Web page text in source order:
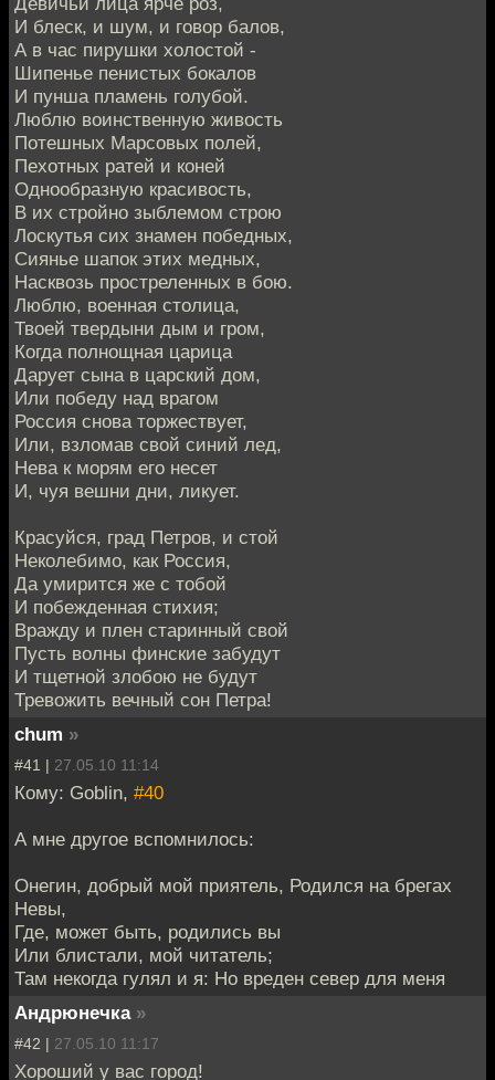
И блеск, и шум, и говор балов,
А в час пирушки холостой -
Шипенье пенистых бокалов
И пунша пламень голубой.
Люблю воинственную живость
Потешных Марсовых полей,
Пехотных ратей и коней
Однообразную красивость,
В их стройно зыблемом строю
Лоскутья сих знамен победных,
Сиянье шапок этих медных,
Насквозь простреленных в бою.
Люблю, военная столица,
Твоей твердыни дым и гром,
Когда полнощная царица
Дарует сына в царский дом,
Или победу над врагом
Россия снова торжествует,
Или, взломав свой синий лед,
Нева к морям его несет
И, чуя вешни дни, ликует.
Красуйся, град Петров, и стой
Неколебимо, как Россия,
Да умирится же с тобой
И побежденная стихия;
Вражду и плен старинный свой
Пусть волны финские забудут
И тщетной злобою не будут
Тревожить вечный сон Петра!
chum »
#41 | 27.05.10 11:14
Кому: Goblin, #40
А мне другое вспомнилось:
Онегин, добрый мой приятель, Родился на брегах
Невы,
Где, может быть, родились вы
Или блистали, мой читатель;
Там некогда гулял и я: Но вреден север для меня
Андрюнечка »
#42 | 27.05.10 11:17
Хороший у вас город!